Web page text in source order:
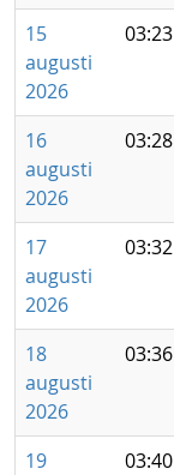
15
augusti
2026
03:23
16
augusti
2026
03:28
17
augusti
2026
03:32
18
augusti
2026
03:36
19
03:40